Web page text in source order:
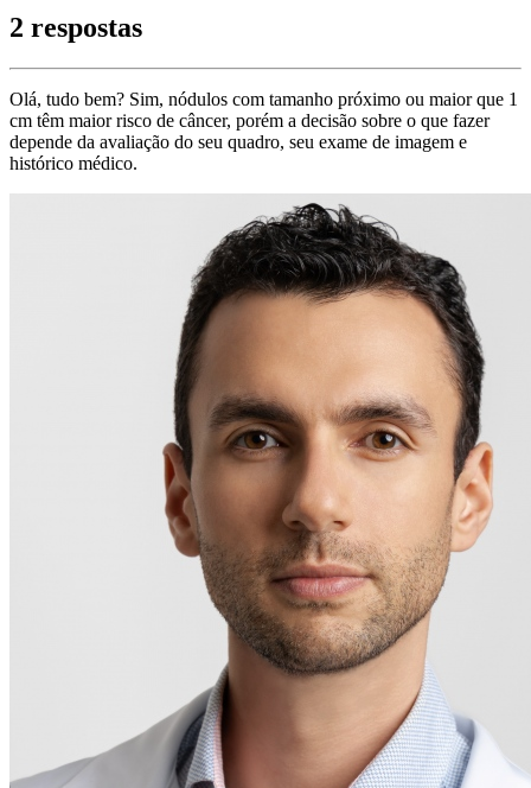
2 respostas
Olá, tudo bem? Sim, nódulos com tamanho próximo ou maior que 1
cm têm maior risco de câncer, porém a decisão sobre o que fazer
depende da avaliação do seu quadro, seu exame de imagem e
histórico médico.